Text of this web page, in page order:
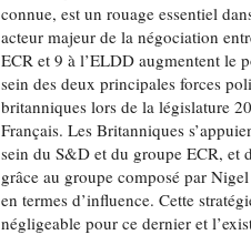
connue, est un rouage essentiel
acteur majeur de la négociation
ECR et 9 à l’ELDD augmentent le
sein des deux principales forces
britanniques lors de la législature
Français. Les Britanniques
sein du S&D et du groupe ECR, et
grâce au groupe composé par
en termes d’influence. Cette
négligeable pour ce dernier et